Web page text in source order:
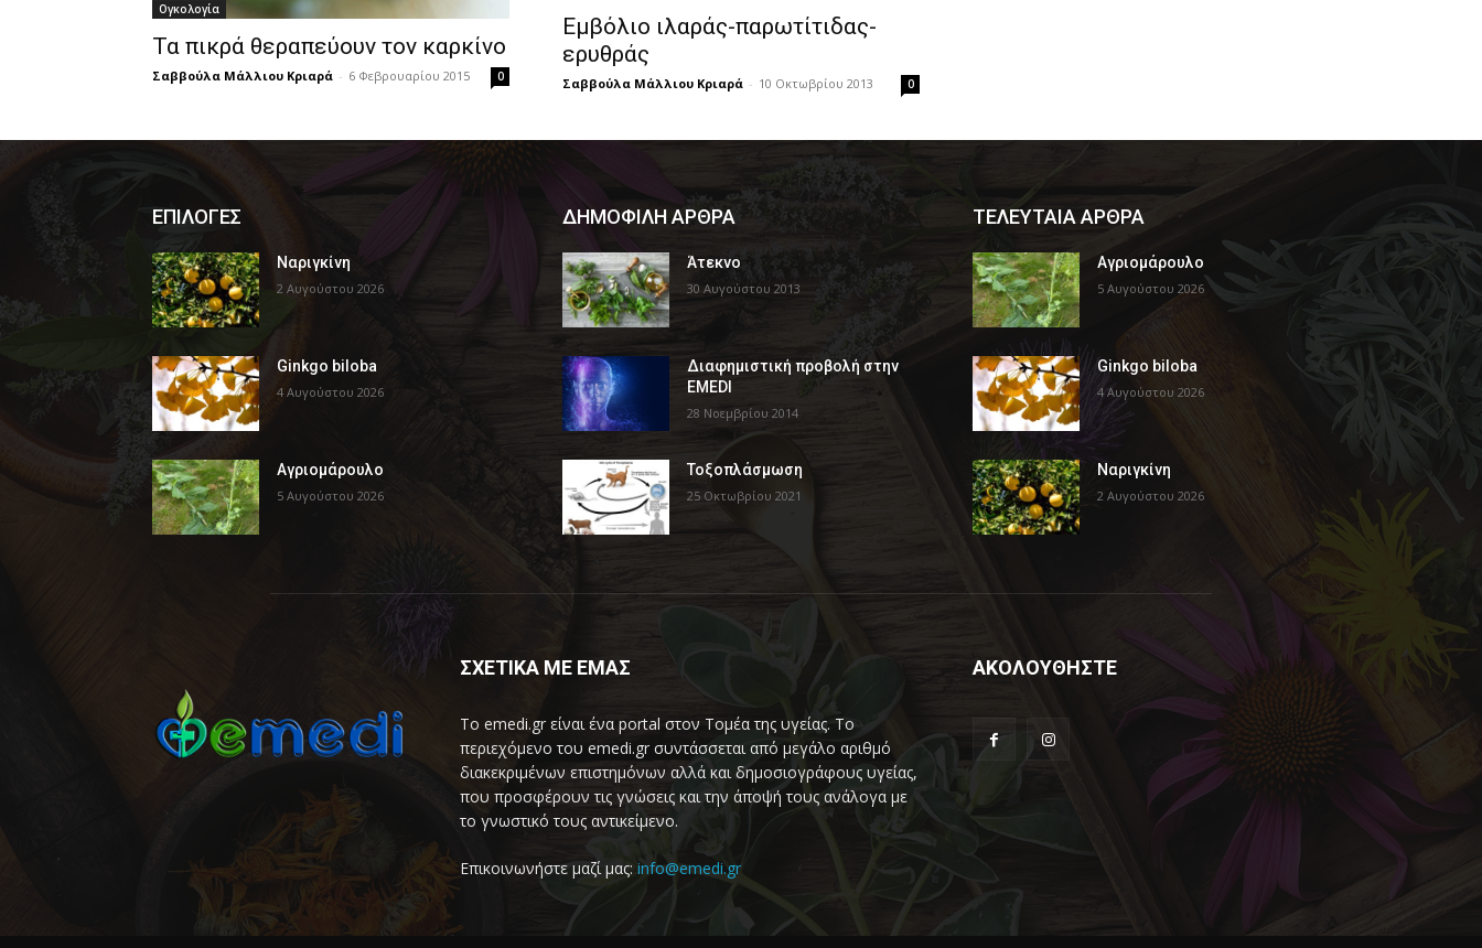
Ογκολογία
Τα πικρά θεραπεύουν τον καρκίνο
Σαββούλα Μάλλιου Κριαρά - 6 Φεβρουαρίου 2015 0
Εμβόλιο ιλαράς-παρωτίτιδας-
ερυθράς
Σαββούλα Μάλλιου Κριαρά - 10 Οκτωβρίου 2013 0
ΕΠΙΛΟΓΕΣ
Ναριγκίνη
2 Αυγούστου 2026
Ginkgo biloba
4 Αυγούστου 2026
Αγριομάρουλο
5 Αυγούστου 2026
ΔΗΜΟΦΙΛΗ ΑΡΘΡΑ
Άτεκνο
30 Αυγούστου 2013
Διαφημιστική προβολή στην
EMEDI
28 Νοεμβρίου 2014
Τοξοπλάσμωση
25 Οκτωβρίου 2021
ΤΕΛΕΥΤΑΙΑ ΑΡΘΡΑ
Αγριομάρουλο
5 Αυγούστου 2026
Ginkgo biloba
4 Αυγούστου 2026
Ναριγκίνη
2 Αυγούστου 2026
ΣΧΕΤΙΚΑ ΜΕ ΕΜΑΣ
Το emedi.gr είναι ένα portal στον Τομέα της υγείας. Το
περιεχόμενο του emedi.gr συντάσσεται από μεγάλο αριθμό
διακεκριμένων επιστημόνων αλλά και δημοσιογράφους υγείας,
που προσφέρουν τις γνώσεις και την άποψή τους ανάλογα με
το γνωστικό τους αντικείμενο.
Επικοινωνήστε μαζί μας: info@emedi.gr
ΑΚΟΛΟΥΘΗΣΤΕ